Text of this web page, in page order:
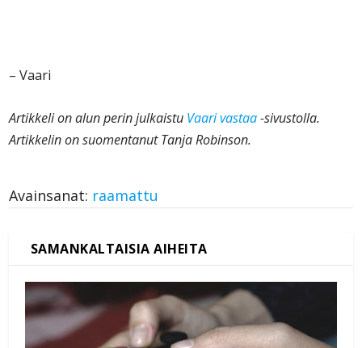
– Vaari
Artikkeli on alun perin julkaistu Vaari vastaa-sivustolla.
Artikkelin on suomentanut Tanja Robinson.
Avainsanat: raamattu